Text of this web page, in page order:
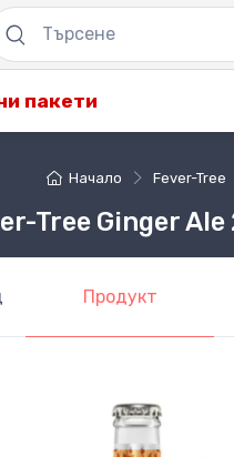
пакети
Начало Fever-Tree
Tree Ginger
Продукт